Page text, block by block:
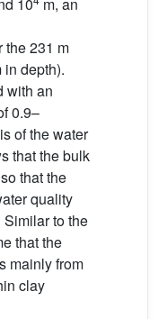
10 m, an
the 231 m
depth).
with an
0.9–
of the water
that the bulk
that the
quality
to the
that the
mainly from
clay